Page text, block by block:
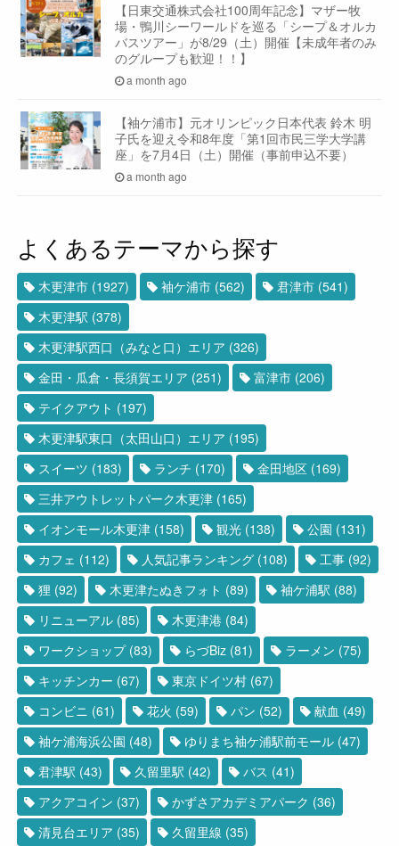
【日東交通株式会社100周年記念】マザー牧
場・鴨川シーワールドを巡る「シープ＆オルカ
バスツアー」が8/29（土）開催【未成年者のみ
のグループも歓迎！！】
a month ago
【袖ケ浦市】元オリンピック日本代表 鈴木 明
子氏を迎え令和8年度「第1回市民三学大学講
座」を7月4日（土）開催（事前申込不要）
a month ago
よくあるテーマから探す
木更津市 (1927) 袖ケ浦市 (562) 君津市 (541)
木更津駅 (378)
木更津駅西口（みなと口）エリア (326)
金田・瓜倉・長須賀エリア (251) 富津市 (206)
テイクアウト (197)
木更津駅東口（太田山口）エリア (195)
スイーツ (183) ランチ (170) 金田地区 (169)
三井アウトレットパーク木更津 (165)
イオンモール木更津 (158) 観光 (138) 公園 (131)
カフェ (112) 人気記事ランキング (108) 工事 (92)
狸 (92) 木更津たぬきフォト (89) 袖ケ浦駅 (88)
リニューアル (85) 木更津港 (84)
ワークショップ(83) らづBiz (81) ラーメン (75)
キッチンカー (67) 東京ドイツ村 (67)
コンビニ (61) 花火 (59) パン (52) 献血 (49)
袖ケ浦海浜公園 (48) ゆりまち袖ケ浦駅前モール (47)
君津駅 (43) 久留里駅 (42) バス (41)
アクアコイン (37) かずさアカデミアパーク (36)
清見台エリア (35) 久留里線 (35)